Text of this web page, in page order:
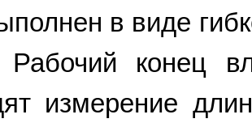
в виде
Рабочий конец
измерение